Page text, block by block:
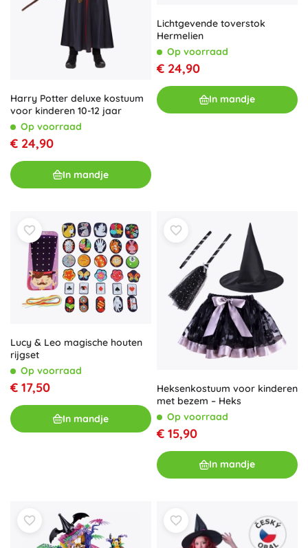
Harry Potter deluxe kostuum
voor kinderen 10-12 jaar
Op voorraad
€ 24,90
In mandje
Lichtgevende toverstok
Hermelien
Op voorraad
€ 24,90
In mandje
Lucy & Leo magische houten
rijgset
Op voorraad
€ 17,50
In mandje
Heksenkostuum voor kinderen
met bezem – Heks
Op voorraad
€ 15,90
In mandje